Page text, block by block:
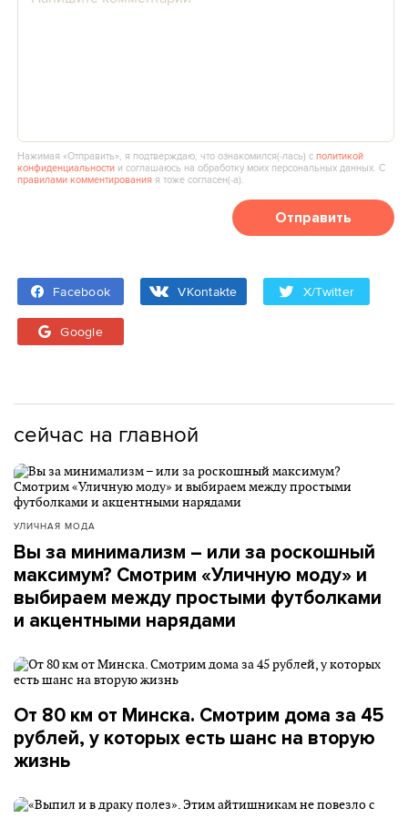
Нажимая «Отправить», я подтверждаю, что ознакомился(‑лась) сполитикой
конфиденциальности и соглашаюсь на обработку моих персональных данных. С
правилами комментирования я тоже согласен(‑а).
Отправить
Facebook VKontakte X/Twitter
Google
сейчас на главной
УЛИЧНАЯ МОДА
Вы за минимализм – или за роскошный
максимум? Смотрим «Уличную моду» и
выбираем между простыми футболками
и акцентными нарядами
От 80 км от Минска. Смотрим дома за 45
рублей, у которых есть шанс на вторую
жизнь